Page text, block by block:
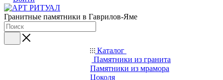
Гранитные памятники в Гаврилов-Яме
Каталог
Памятники из гранита
Памятники из мрамора
Цоколя